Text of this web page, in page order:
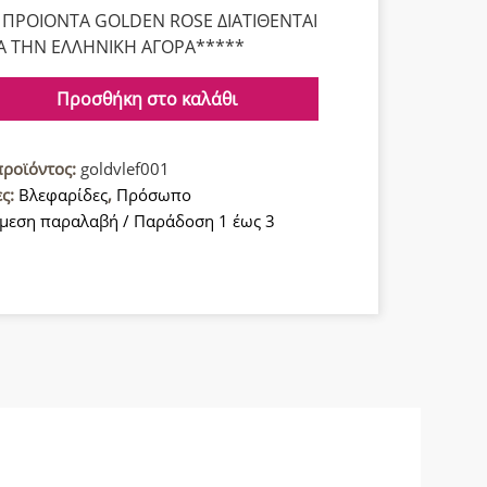
GOLDEN ROSE ΔΙΑΤΙΘΕΝΤΑΙ
ΤΗΝ ΕΛΛΗΝΙΚΗ ΑΓΟΡΑ*****
Προσθήκη στο καλάθι
goldvlef001
Βλεφαρίδες, Πρόσωπο
παραλαβή / Παράδοση 1 έως 3